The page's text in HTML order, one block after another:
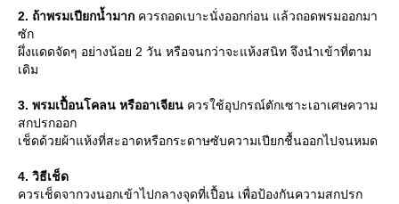
2. ถ้าพรมเปียกน้ำมาก ควรถอดเบาะนั่งออกก่อน แล้วถอดพรมออกมา
ซัก
ผึ่งแดดจัดๆ อย่างน้อย 2 วัน หรือจนกว่าจะแห้งสนิท จึงนำเข้าที่ตาม
เดิม
3. พรมเปื้อนโคลน หรืออาเจียน ควรใช้อุปกรณ์ตักเซาะเอาเศษความ
สกปรกออก
เช็ดด้วยผ้าแห้งที่สะอาดหรือกระดาษซับความเปียกชื้นออกไปจนหมด
4. วิธีเช็ด
ควรเช็ดจากวงนอกเข้าไปกลางจุดที่เปื้อน เพื่อป้องกันความสกปรก